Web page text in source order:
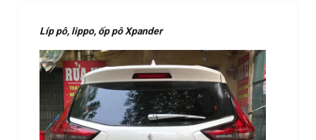
Líp pô, lippo, ốp pô Xpander